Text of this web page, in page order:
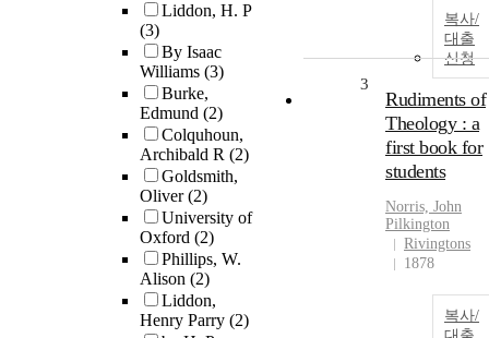
Liddon, H. P
(3)
By Isaac
Williams (3)
Burke,
Edmund (2)
Colquhoun,
Archibald R (2)
Goldsmith,
Oliver(2)
University of
Oxford (2)
Phillips, W.
Alison (2)
Liddon,
Henry Parry (2)
복사/
대출
신청
3
Rudiments of
Theology : a
first book for
students
Norris, John
Pilkington
Rivingtons
1878
복사/